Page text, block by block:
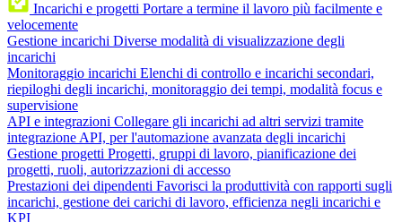
Incarichi e progetti Portare a termine il lavoro più facilmente e
velocemente
Gestione incarichi Diverse modalità di visualizzazione degli
incarichi
Monitoraggio incarichi Elenchi di controllo e incarichi secondari,
riepiloghi degli incarichi, monitoraggio dei tempi, modalità focus e
supervisione
API e integrazioni Collegare gli incarichi ad altri servizi tramite
integrazione API, per l'automazione avanzata degli incarichi
Gestione progetti Progetti, gruppi di lavoro, pianificazione dei
progetti, ruoli, autorizzazioni di accesso
Prestazioni dei dipendenti Favorisci la produttività con rapporti sugli
incarichi, gestione dei carichi di lavoro, efficienza negli incarichi e
KPI